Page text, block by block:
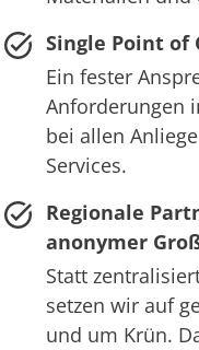
Single Point of
Ein fester
Anforderungen
bei allen
Services.
Regionale
anonymer
Statt
setzen wir auf
und um Krün.